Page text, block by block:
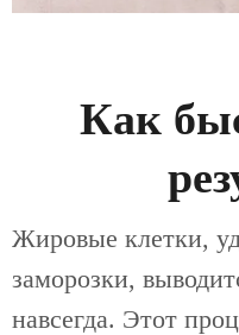
Как
Жировые клетки,
заморозки,
навсегда. Этот